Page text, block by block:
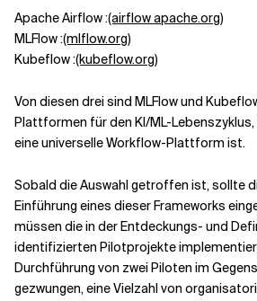
Apache Airflow :(airflow apache.org)
MLFlow :(mlflow.org)
Kubeflow :(kubeflow.org)
Von diesen drei sind MLFlow und
Plattformen für den KI/ML-
eine universelle Workflow-Plattform ist.
Sobald die Auswahl getroffen ist, sollte
Einführung eines dieser Frameworks
müssen die in der Entdeckungs- und
identifizierten Pilotprojekte
Durchführung von zwei Piloten im
gezwungen, eine Vielzahl von